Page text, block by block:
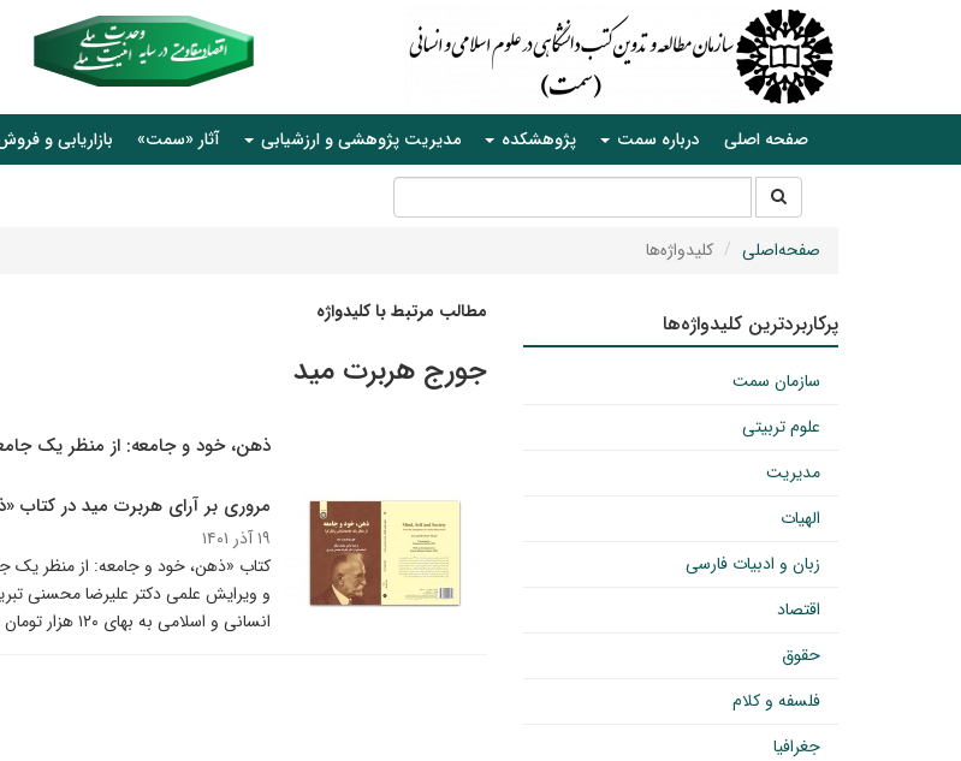
صفحه اصلی درباره سمت پژوهشکده مدیریت پژوهشی و ارزشیابی آثار «سمت» بازاریابی و
جستجو
در
سایتصفحه‌اصلی کلیدواژه‌ها
مطالب مرتبط با کلیدواژه
جورج هربرت مید
ذهن، خود و جامعه: از منظر یک
مروری بر آرای هربرت مید در کتاب
۱۹ آذر ۱۴۰۱
کتاب «ذهن، خود و جامعه: از منظر یک
انسانی و اسلامی به بهای ۱۲۰ هزار تومان منتشر شد که در ادامه مروری بر این اثر خواهیم داشت:
پرکاربردترین کلیدواژه‌ها
سازمان سمت
علوم تربیتی
مدیریت
الهیات
زبان و ادبیات فارسی
اقتصاد
حقوق
فلسفه و کلام
جغرافیا